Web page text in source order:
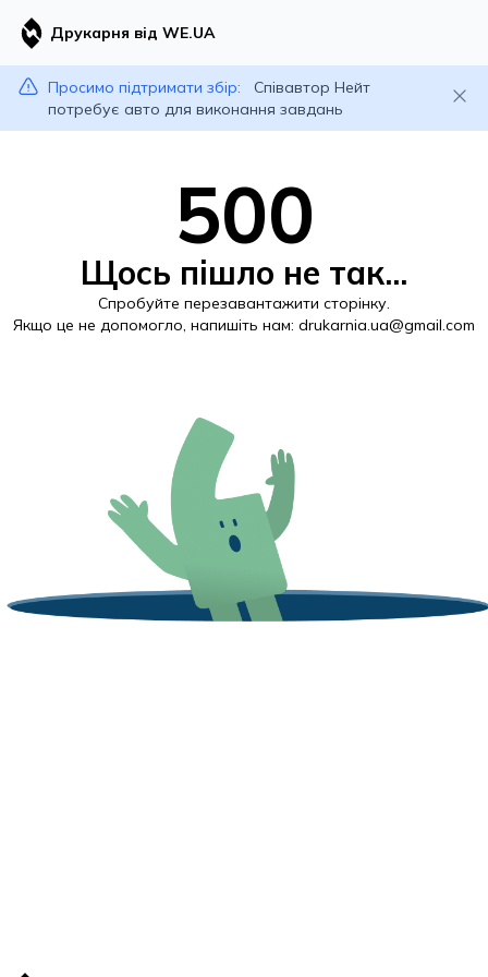
Друкарня від WE.UA
Просимо підтримати збір:
Співавтор Нейт
потребує авто для виконання завдань
500
Щось пішло не так...
Спробуйте перезавантажити сторінку.
Якщо це не допомогло, напишіть нам: drukarnia.ua@gmail.com